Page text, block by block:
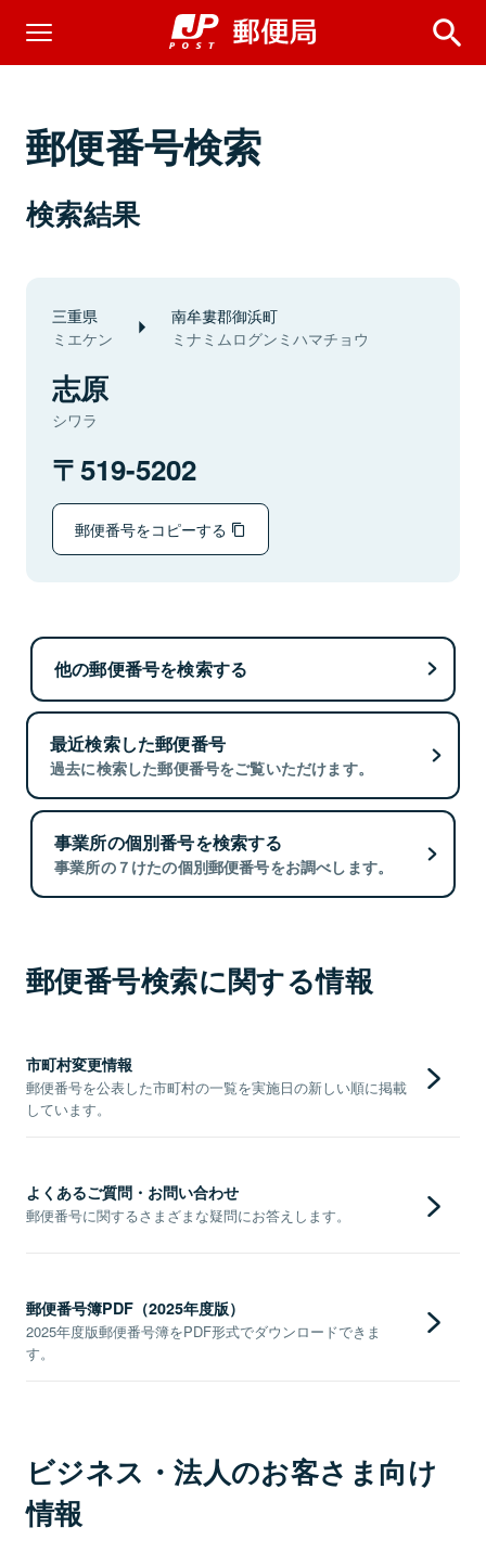
郵便番号検索
検索結果
三重県
ミエケン
南牟婁郡御浜町
ミナミムログンミハマチョウ
志原
シワラ
519-5202
郵便番号をコピーする
他の郵便番号を検索する
最近検索した郵便番号
過去に検索した郵便番号をご覧いただけます。
事業所の個別番号を検索する
事業所の７けたの個別郵便番号をお調べします。
郵便番号検索に関する情報
市町村変更情報
郵便番号を公表した市町村の一覧を実施日の新しい順に掲載
しています。
よくあるご質問・お問い合わせ
郵便番号に関するさまざまな疑問にお答えします。
郵便番号簿PDF（2025年度版）
2025年度版郵便番号簿をPDF形式でダウンロードできま
す。
ビジネス・法人のお客さま向け
情報